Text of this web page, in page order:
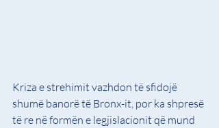
Kriza e strehimit vazhdon të sfidojë
shumë banorë të Bronx-it, por ka shpresë
të re në formën e legjislacionit që mund